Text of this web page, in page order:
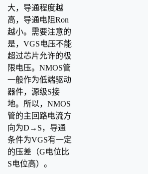
大，导通程度越
高，导通电阻Ron
越小。需要注意的
是，VGS电压不能
超过芯片允许的极
限电压。NMOS管
一般作为低端驱动
器件，源级S接
地。所以，NMOS
管的主回路电流方
向为D→S，导通
条件为VGS有一定
的压差（G电位比
S电位高）。